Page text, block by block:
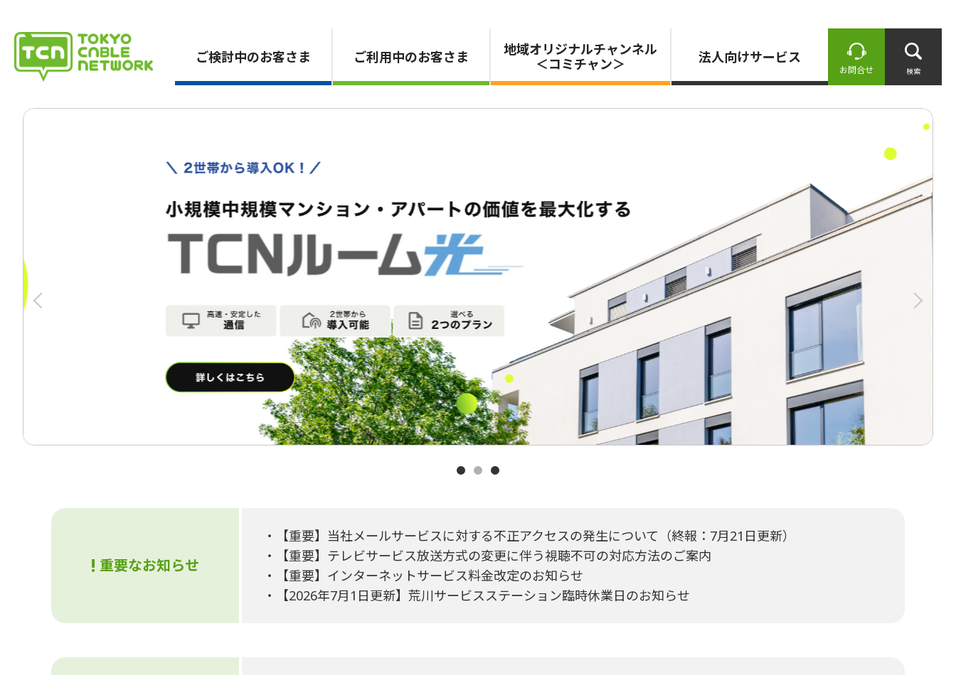
検索
お問合せ
ご検討中のお客さま ご利用中のお客さま
地域オリジナルチャンネル
＜コミチャン＞
法人向けサービス
重要なお知らせ
・
【重要】当社メールサービスに対する不正アクセスの発生について（終報：7月21日更新）
・
【重要】テレビサービス放送方式の変更に伴う視聴不可の対応方法のご案内
・
【重要】インターネットサービス料金改定のお知らせ
・
【2026年7月1日更新】荒川サービスステーション臨時休業日のお知らせ